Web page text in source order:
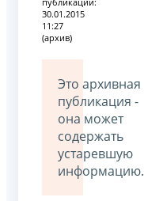
30.01.2015
11:27
(архив)
Это архивная
публикация -
она может
содержать
устаревшую
информацию.